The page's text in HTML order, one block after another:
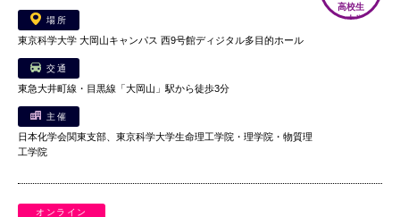
場所
東京科学大学 大岡山キャンパス 西9号館ディジタル多目的ホール
交通
東急大井町線・目黒線「大岡山」駅から徒歩3分
主催
日本化学会関東支部、東京科学大学生命理工学院・理学院・物質理
工学院
高校生
小・中学生
オンライン